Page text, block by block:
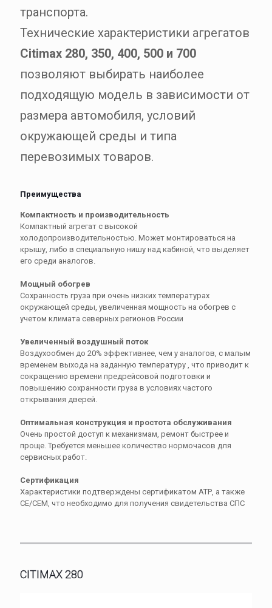
транспорта.
Технические характеристики агрегатов
Citimax 280, 350, 400, 500 и 700
позволяют выбирать наиболее
подходящую модель в зависимости от
размера автомобиля, условий
окружающей среды и типа
перевозимых товаров.
Преимущества
Компактность и производительность
Компактный агрегат с высокой
холодопроизводительностью. Может монтироваться на
крышу, либо в специальную нишу над кабиной, что выделяет
его среди аналогов.
Мощный обогрев
Сохранность груза при очень низких температурах
окружающей среды, увеличенная мощность на обогрев с
учетом климата северных регионов России
Увеличенный воздушный поток
Воздухообмен до 20% эффективнее, чем у аналогов, с малым
временем выхода на заданную температуру , что приводит к
сокращению времени предрейсовой подготовки и
повышению сохранности груза в условиях частого
открывания дверей.
Оптимальная конструкция и простота обслуживания
Очень простой доступ к механизмам, ремонт быстрее и
проще. Требуется меньшее количество нормочасов для
сервисных работ.
Сертификация
Характеристики подтверждены сертификатом АТР, а также
СЕ/СЕМ, что необходимо для получения свидетельства СПС
CITIMAX 280